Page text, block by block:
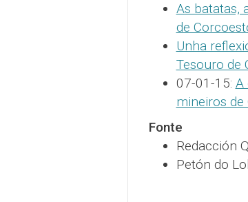
As batatas,
de
Unha
Tesouro de
07-01-15: A
mineiros
Fonte
Redacción
Petón do